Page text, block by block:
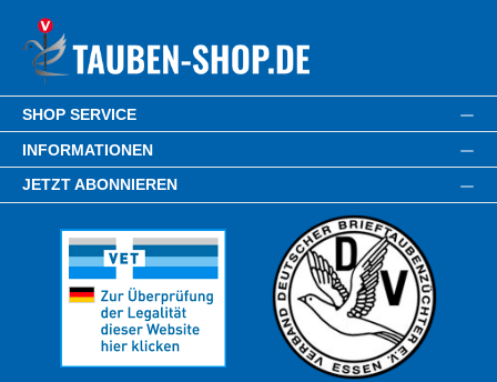
SHOP SERVICE
INFORMATIONEN
JETZT ABONNIEREN